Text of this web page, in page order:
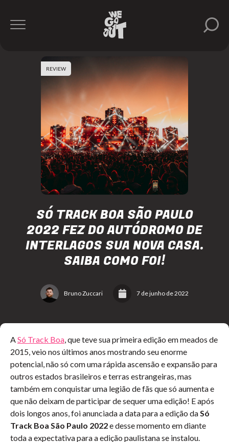
SÓ TRACK BOA SÃO PAULO
2022 FEZ DO AUTÓDROMO DE
INTERLAGOS SUA NOVA CASA.
SAIBA COMO FOI!
Bruno Zuccari 7 de junho de 2022
REVIEW
ASó Track Boa, que teve sua primeira edição em meados de
2015, veio nos últimos anos mostrando seu enorme
potencial, não só com uma rápida ascensão e expansão para
outros estados brasileiros e terras estrangeiras, mas
também em conquistar uma legião de fãs que só aumenta e
que não deixam de participar de sequer uma edição! E após
dois longos anos, foi anunciada a data para a edição daSó
Track Boa São Paulo 2022e desse momento em diante
toda a expectativa para a edição paulistana se instalou.